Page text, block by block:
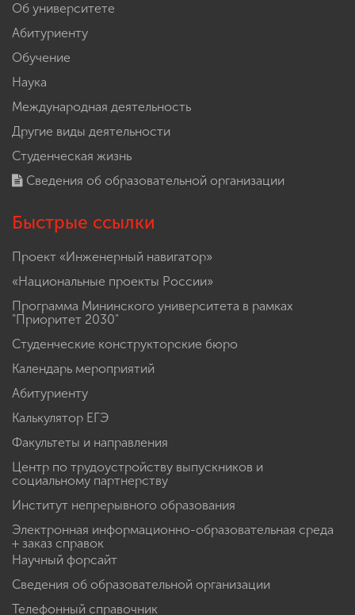
Об университете
Абитуриенту
Обучение
Наука
Международная деятельность
Другие виды деятельности
Студенческая жизнь
Сведения об образовательной организации
Быстрые ссылки
Проект «Инженерный навигатор»
«Национальные проекты России»
Программа Мининского университета в рамках
"Приоритет 2030"
Студенческие конструкторские бюро
Календарь мероприятий
Абитуриенту
Калькулятор ЕГЭ
Факультеты и направления
Центр по трудоустройству выпускников и
социальному партнерству
Институт непрерывного образования
Электронная информационно-образовательная среда
+ заказ справок
Научный форсайт
Сведения об образовательной организации
Телефонный справочник